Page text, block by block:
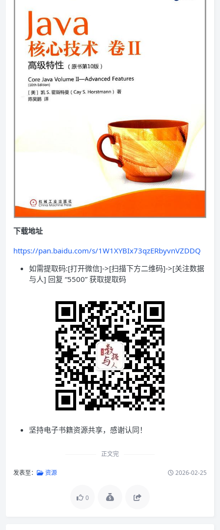
下载地址
https://pan.baidu.com/s/1W1XYBIx73qzERbyvnVZDDQ
如需提取码:[打开微信]->[扫描下方二维码]->[关注数据
与人] 回复 “5500” 获取提取码
坚持电子书籍资源共享，感谢认同！
正文完
发表至： 资源 2026-02-25
0